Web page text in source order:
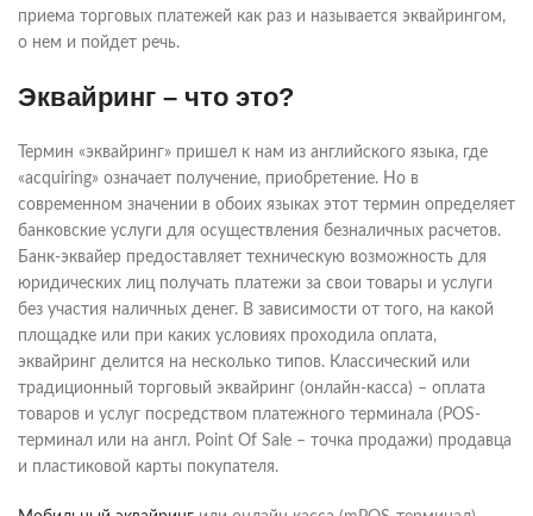
приема торговых платежей как раз и называется эквайрингом,
о нем и пойдет речь.
Эквайринг – что это?
Термин «эквайринг» пришел к нам из английского языка, где
«acquiring» означает получение, приобретение. Но в
современном значении в обоих языках этот термин определяет
банковские услуги для осуществления безналичных расчетов.
Банк-эквайер предоставляет техническую возможность для
юридических лиц получать платежи за свои товары и услуги
без участия наличных денег. В зависимости от того, на какой
площадке или при каких условиях проходила оплата,
эквайринг делится на несколько типов. Классический или
традиционный торговый эквайринг (онлайн-касса) – оплата
товаров и услуг посредством платежного терминала (POS-
терминал или на англ. Point Of Sale – точка продажи) продавца
и пластиковой карты покупателя.